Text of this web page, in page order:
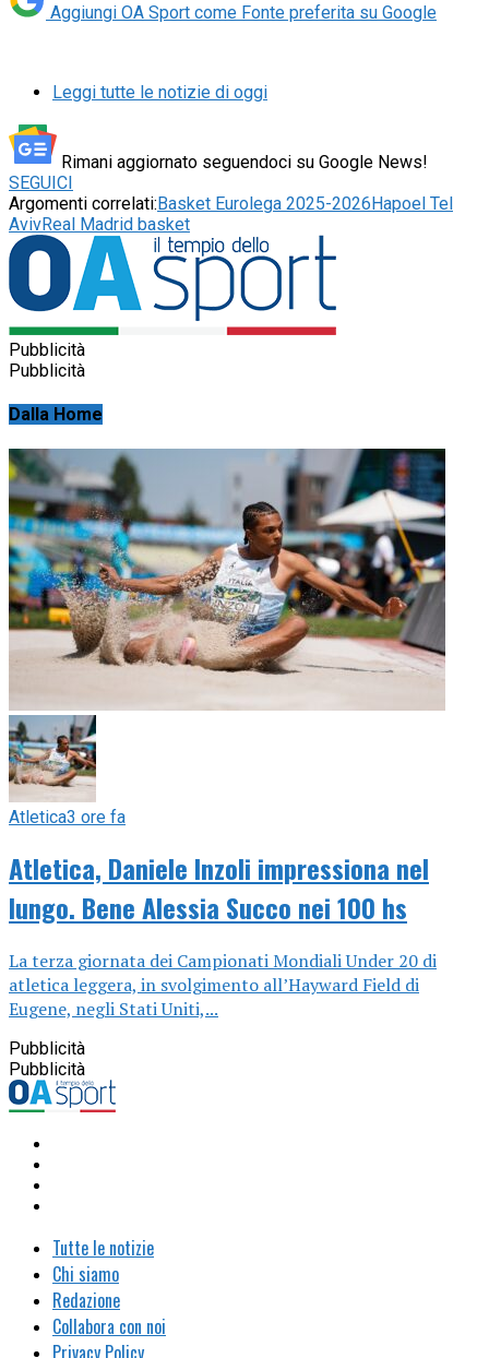
Aggiungi OA Sport come Fonte preferita su Google
Leggi tutte le notizie di oggi
Rimani aggiornato seguendoci su Google News!
SEGUICI
Argomenti correlati:Basket Eurolega 2025-2026Hapoel Tel
AvivReal Madrid basket
Pubblicità
Pubblicità
Dalla Home
Atletica3 ore fa
Atletica, Daniele Inzoli impressiona nel
lungo. Bene Alessia Succo nei 100 hs
La terza giornata dei Campionati Mondiali Under 20 di
atletica leggera, in svolgimento all’Hayward Field di
Eugene, negli Stati Uniti,...
Pubblicità
Pubblicità
Tutte le notizie
Chi siamo
Redazione
Collabora con noi